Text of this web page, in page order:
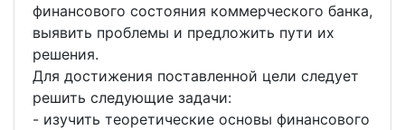
финансового состояния коммерческого банка,
выявить проблемы и предложить пути их
решения.
Для достижения поставленной цели следует
решить следующие задачи:
- изучить теоретические основы финансового